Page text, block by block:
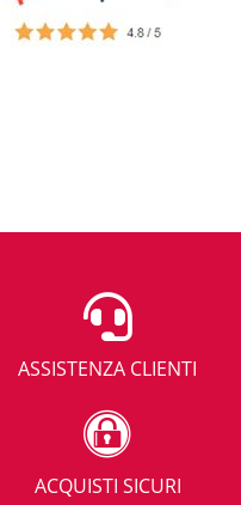
ASSISTENZA CLIENTI
ACQUISTI SICURI